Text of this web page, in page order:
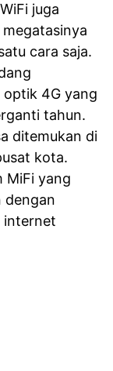
juga
cara saja.
4G yang
tahun.
ditemukan di
kota.
MiFi yang
dengan
internet